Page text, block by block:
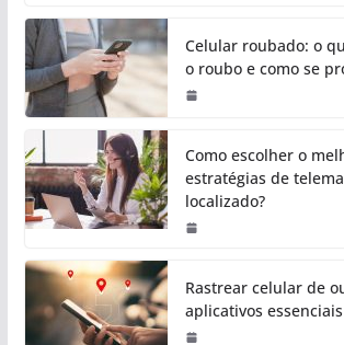
Celular roubado: o
o roubo e como se
Como escolher o
estratégias de
localizado?
Rastrear celular de
aplicativos essenciais